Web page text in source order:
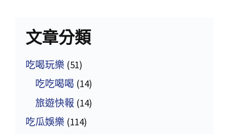
文章分類
吃喝玩樂 (51)
吃吃喝喝 (14)
旅遊快報 (14)
吃瓜娛樂 (114)